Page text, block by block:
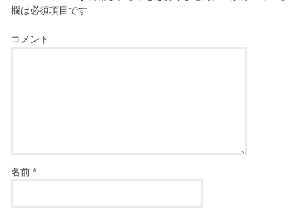
欄は必須項目です
コメント
名前*